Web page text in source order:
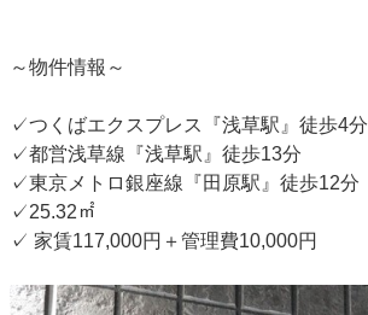
～物件情報～
✓つくばエクスプレス『浅草駅』徒歩4分
✓都営浅草線『浅草駅』徒歩13分
✓東京メトロ銀座線『田原駅』徒歩12分
✓25.32㎡
✓ 家賃117,000円＋管理費10,000円